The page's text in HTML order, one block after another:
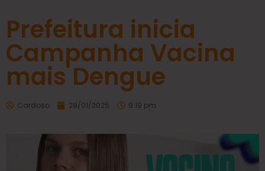
Prefeitura inicia
Campanha Vacina
mais Dengue
Cardoso 28/01/2025 9:19 pm